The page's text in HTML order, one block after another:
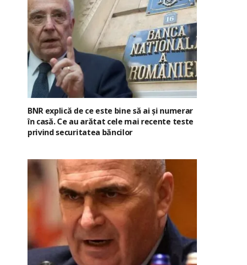
BNR explică de ce este bine să ai și numerar
în casă. Ce au arătat cele mai recente teste
privind securitatea băncilor